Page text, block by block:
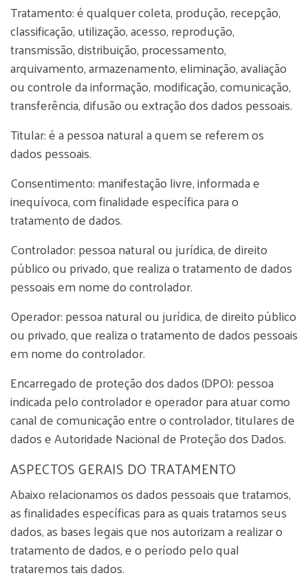
Tratamento: é qualquer coleta, produção, recepção,
classificação, utilização, acesso, reprodução,
transmissão, distribuição, processamento,
arquivamento, armazenamento, eliminação, avaliação
ou controle da informação, modificação, comunicação,
transferência, difusão ou extração dos dados pessoais.
Titular: é a pessoa natural a quem se referem os
dados pessoais.
Consentimento: manifestação livre, informada e
inequívoca, com finalidade específica para o
tratamento de dados.
Controlador: pessoa natural ou jurídica, de direito
público ou privado, que realiza o tratamento de dados
pessoais em nome do controlador.
Operador: pessoa natural ou jurídica, de direito público
ou privado, que realiza o tratamento de dados pessoais
em nome do controlador.
Encarregado de proteção dos dados (DPO): pessoa
indicada pelo controlador e operador para atuar como
canal de comunicação entre o controlador, titulares de
dados e Autoridade Nacional de Proteção dos Dados.
ASPECTOS GERAIS DO TRATAMENTO
Abaixo relacionamos os dados pessoais que tratamos,
as finalidades específicas para as quais tratamos seus
dados, as bases legais que nos autorizam a realizar o
tratamento de dados, e o período pelo qual
trataremos tais dados.